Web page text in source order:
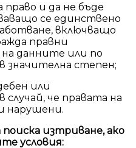
и да не бъде
се единствено
включващо
правни
на данните или по
значителна степен;
или
че правата на
нарушени.
изтриване, ако
условия: